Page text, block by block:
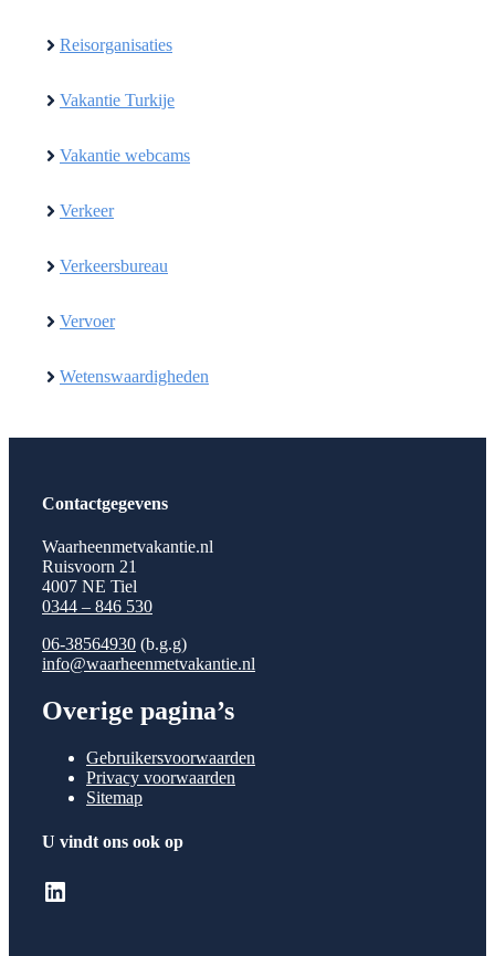
Reisorganisaties
Vakantie Turkije
Vakantie webcams
Verkeer
Verkeersbureau
Vervoer
Wetenswaardigheden
Contactgegevens
Waarheenmetvakantie.nl
Ruisvoorn 21
4007 NE Tiel
0344 – 846 530
06-38564930 (b.g.g)
info@waarheenmetvakantie.nl
Overige pagina’s
Gebruikersvoorwaarden
Privacy voorwaarden
Sitemap
U vindt ons ook op
LinkedIn